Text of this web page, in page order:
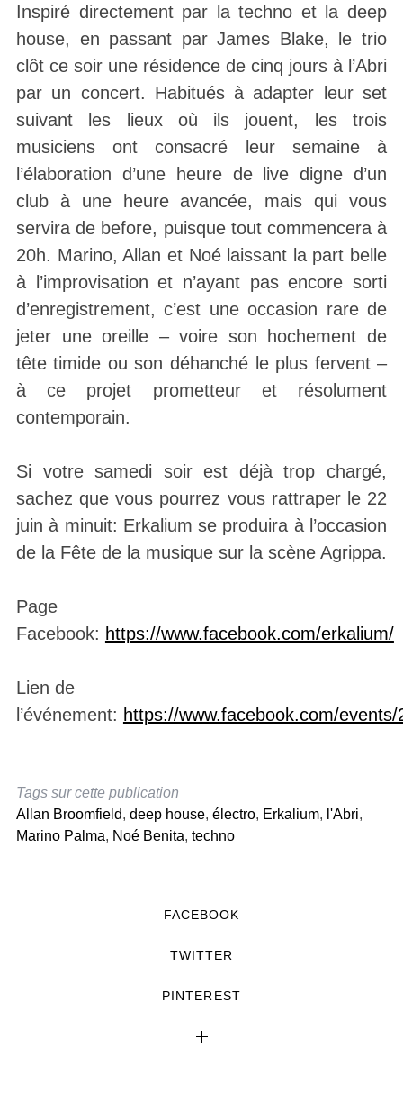
Inspiré directement par la techno et la deep
house, en passant par James Blake, le trio
clôt ce soir une résidence de cinq jours à l’Abri
par un concert. Habitués à adapter leur set
suivant les lieux où ils jouent, les trois
musiciens ont consacré leur semaine à
l’élaboration d’une heure de live digne d’un
club à une heure avancée, mais qui vous
servira de before, puisque tout commencera à
20h. Marino, Allan et Noé laissant la part belle
à l’improvisation et n’ayant pas encore sorti
d’enregistrement, c’est une occasion rare de
jeter une oreille – voire son hochement de
tête timide ou son déhanché le plus fervent –
à ce projet prometteur et résolument
contemporain.
Si votre samedi soir est déjà trop chargé,
sachez que vous pourrez vous rattraper le 22
juin à minuit: Erkalium se produira à l’occasion
de la Fête de la musique sur la scène Agrippa.
Page
Facebook: https://www.facebook.com/erkalium/
Lien de
l’événement: https://www.facebook.com/
Tags sur cette publication
Allan Broomfield, deep house, électro, Erkalium, l'Abri,
Marino Palma, Noé Benita, techno
FACEBOOK
TWITTER
PINTEREST